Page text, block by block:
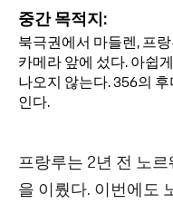
중간 목적지:
북극권에서 마들렌, 프
카메라 앞에 섰다. 아쉽
나오지 않는다. 356의
인다.
프랑루는 2년 전 노
을 이뤘다. 이번에도